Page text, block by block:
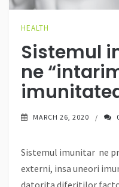
HEALTH
Sistemul
ne
MARCH 26, 2020
Sistemul imunitar ne
externi, insa uneori